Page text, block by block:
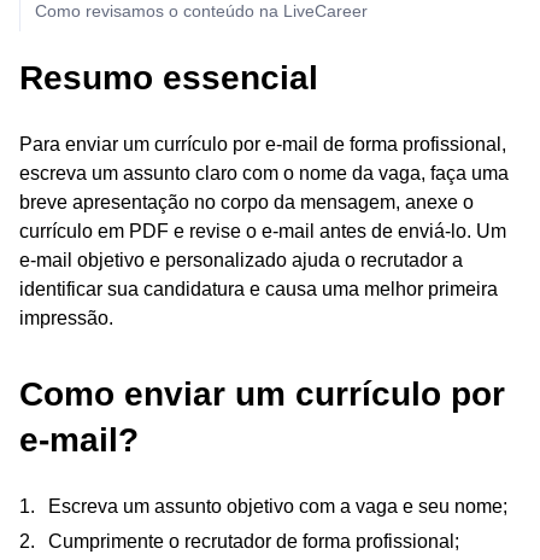
Como revisamos o conteúdo na LiveCareer
Resumo essencial
Para enviar um currículo por e-mail de forma profissional,
escreva um assunto claro com o nome da vaga, faça uma
breve apresentação no corpo da mensagem, anexe o
currículo em PDF e revise o e-mail antes de enviá-lo. Um
e-mail objetivo e personalizado ajuda o recrutador a
identificar sua candidatura e causa uma melhor primeira
impressão.
Como enviar um currículo por
e-mail?
Escreva um assunto objetivo com a vaga e seu nome;
Cumprimente o recrutador de forma profissional;